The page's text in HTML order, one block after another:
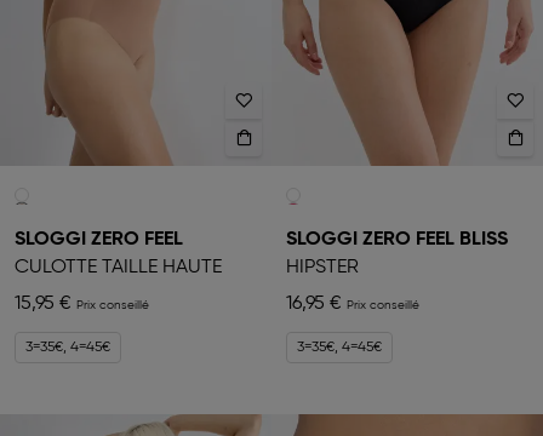
SLOGGI ZERO FEEL
CULOTTE TAILLE HAUTE
15,95 €
3=35€, 4=45€
SLOGGI ZERO FEEL BLISS
HIPSTER
16,95 €
3=35€, 4=45€